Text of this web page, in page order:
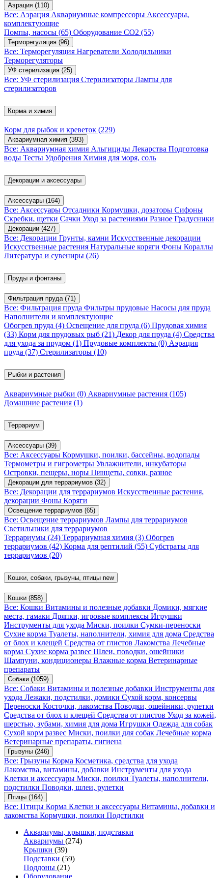
Аэрация (110)
Все: Аэрация Аквариумные компрессоры Аксессуары,
комплектующие
Помпы, насосы (65) Оборудование CO2 (55)
Терморегуляция (96)
Все: Терморегуляция Нагреватели Холодильники
Терморегуляторы
УФ стерилизация (25)
Все: УФ стерилизация Стерилизаторы Лампы для
стерилизаторов
Корма и химия
Корм для рыбок и креветок (229)
Аквариумная химия (393)
Все: Аквариумная химия Альгициды Лекарства Подготовка
воды Тесты Удобрения Химия для моря, соль
Декорации и аксессуары
Аксессуары (164)
Все: Аксессуары Отсадники Кормушки, дозаторы Сифоны
Скребки, щетки Сачки Уход за растениями Разное Градусники
Декорации (427)
Все: Декорации Грунты, камни Искусственные декорации
Искусственные растения Натуральные коряги Фоны Кораллы
Литература и сувениры (26)
Пруды и фонтаны
Фильтрация пруда (71)
Все: Фильтрация пруда Фильтры прудовые Насосы для пруда
Наполнители и комплектующие
Обогрев пруда (4) Освещение для пруда (6) Прудовая химия
(33) Корм для прудовых рыб (21) Декор для пруда (4) Средства
для ухода за прудом (1) Прудовые комплекты (0) Аэрация
пруда (37) Стерилизаторы (10)
Рыбки и растения
Аквариумные рыбки (0) Аквариумные растения (105)
Домашние растения (1)
Террариум
Аксессуары (39)
Все: Аксессуары Кормушки, поилки, бассейны, водопады
Термометры и гигрометры Увлажнители, инкубаторы
Островки, пещеры, норы Пинцеты, совки, разное
Декорации для террариумов (32)
Все: Декорации для террариумов Искусственные растения,
декорации Фоны Коряги
Освещение террариумов (65)
Все: Освещение террариумов Лампы для террариумов
Светильники для террариумов
Террариумы (24) Террариумная химия (3) Обогрев
террариумов (42) Корма для рептилий (55) Субстраты для
террариумов (20)
Кошки, собаки, грызуны, птицы new
Кошки (858)
Все: Кошки Витамины и полезные добавки Домики, мягкие
места, гамаки Дряпки, игровые комплексы Игрушки
Инструменты для ухода Миски, поилки Сумки-переноски
Сухие корма Туалеты, наполнители, химия для дома Средства
от блох и клещей Средства от глистов Лакомства Лечебные
корма Сухие корма развес Шлеи, поводки, ошейники
Шампуни, кондиционеры Влажные корма Ветеринарные
препараты
Собаки (1059)
Все: Собаки Витамины и полезные добавки Инструменты для
ухода Лежаки, подстилки, домики Сухой корм, консервы
Переноски Косточки, лакомства Поводки, ошейники, рулетки
Средства от блох и клещей Средства от глистов Уход за кожей,
шерстью, зубами, химия для дома Игрушки Одежда для собак
Сухой корм развес Миски, поилки для собак Лечебные корма
Ветеринарные препараты, гигиена
Грызуны (246)
Все: Грызуны Корма Косметика, средства для ухода
Лакомства, витамины, добавки Инструменты для ухода
Клетки и аксессуары Миски, поилки Туалеты, наполнители,
подстилки Поводки, шлеи, рулетки
Птицы (164)
Все: Птицы Корма Клетки и аксессуары Витамины, добавки и
лакомства Кормушки, поилки Подстилки
Аквариумы, крышки, подставки
Аквариумы (274)
Крышки (39)
Подставки (59)
Поддоны (21)
Оборудование